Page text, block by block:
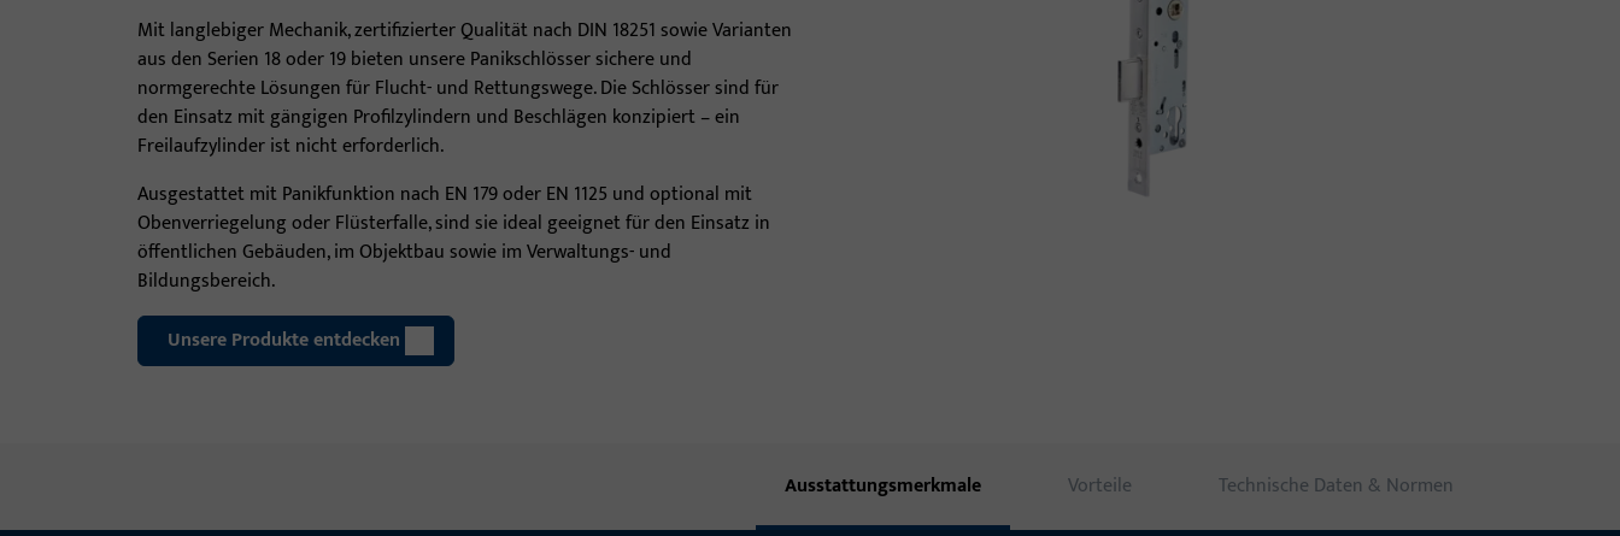
Mit langlebiger Mechanik, zertifizierter Qualität nach DIN 18251 sowie Varianten
aus den Serien 18 oder 19 bieten unsere Panikschlösser sichere und
normgerechte Lösungen für Flucht- und Rettungswege. Die Schlösser sind für
den Einsatz mit gängigen Profilzylindern und Beschlägen konzipiert – ein
Freilaufzylinder ist nicht erforderlich.
Ausgestattet mit Panikfunktion nach EN 179 oder EN 1125 und optional mit
Obenverriegelung oder Flüsterfalle, sind sie ideal geeignet für den Einsatz in
öffentlichen Gebäuden, im Objektbau sowie im Verwaltungs- und
Bildungsbereich.
Unsere Produkte entdecken
Ausstattungsmerkmale Vorteile Technische Daten & Normen